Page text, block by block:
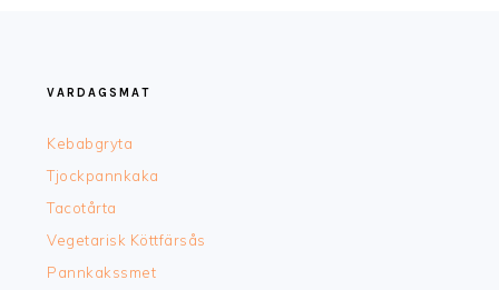
VARDAGSMAT
Kebabgryta
Tjockpannkaka
Tacotårta
Vegetarisk Köttfärsås
Pannkakssmet